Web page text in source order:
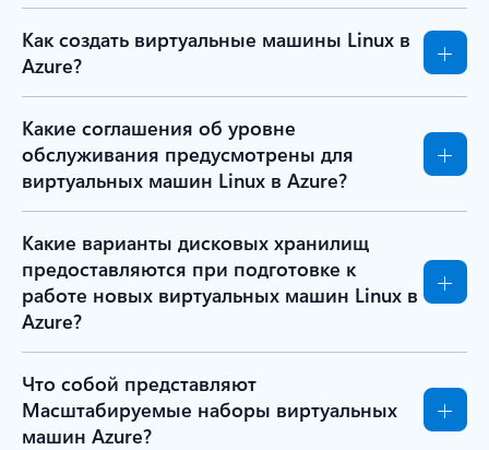
Как создать виртуальные машины Linux в
Azure?
Какие соглашения об уровне
обслуживания предусмотрены для
виртуальных машин Linux в Azure?
Какие варианты дисковых хранилищ
предоставляются при подготовке к
работе новых виртуальных машин Linux в
Azure?
Что собой представляют
Масштабируемые наборы виртуальных
машин Azure?